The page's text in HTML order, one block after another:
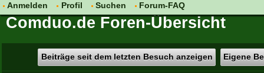
Anmelden
Profil Suchen Forum-FAQ
Comduo.de Foren-Übersicht
Beiträge seit dem letzten Besuch anzeigen Eigene